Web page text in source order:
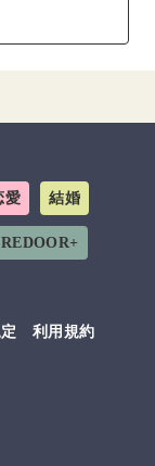
愛 結婚
利用規約